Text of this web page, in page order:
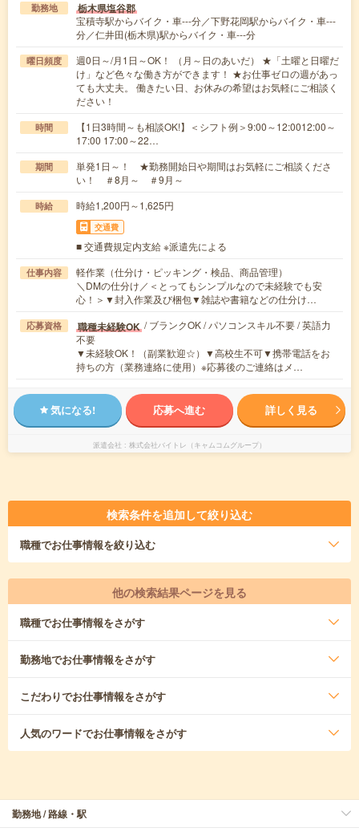
勤務地 栃木県塩谷郡
宝積寺駅からバイク・車---分／下野花岡駅からバイク・車---
分／仁井田(栃木県)駅からバイク・車---分
曜日頻度
週0日～/月1日～OK！ （月～日のあいだ） ★「土曜と日曜だ
け」など色々な働き方ができます！ ★お仕事ゼロの週があっ
ても大丈夫。 働きたい日、お休みの希望はお気軽にご相談く
ださい！
時間
【1日3時間～も相談OK!】＜シフト例＞9:00～12:0012:00～
17:00 17:00～22…
期間
単発1日～！ ★勤務開始日や期間はお気軽にご相談くださ
い！ ＃8月～ ＃9月～
時給 時給1,200円～1,625円
交通費
■ 交通費規定内支給 ※派遣先による
仕事内容
軽作業（仕分け・ピッキング・検品、商品管理）
＼DMの仕分け／＜とってもシンプルなので未経験でも安
心！＞▼封入作業及び梱包▼雑誌や書籍などの仕分け…
応募資格 職種未経験OK / ブランクOK / パソコンスキル不要 / 英語力
不要
▼未経験OK！（副業歓迎☆）▼高校生不可▼携帯電話をお
持ちの方（業務連絡に使用）※応募後のご連絡はメ…
気になる! 応募へ進む 詳しく見る
派遣会社 株式会社バイトレ（キャムコムグループ）
検索条件を追加して絞り込む
職種でお仕事情報を絞り込む
他の検索結果ページを見る
職種でお仕事情報をさがす
勤務地でお仕事情報をさがす
こだわりでお仕事情報をさがす
人気のワードでお仕事情報をさがす
勤務地 / 路線・駅